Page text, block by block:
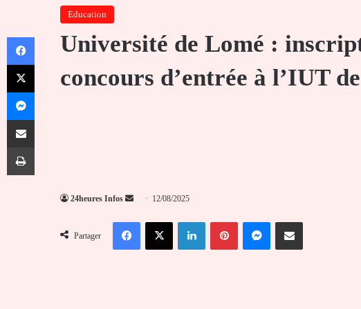
Education
Université de Lomé :
concours d’entrée à l’IUT
24heures Infos
Envoyer
courriel
12/08/2025
Partager
FacebookX LinkedinPinterestMessengerPartager par email
Facebook
X
Messenger
Partager par email